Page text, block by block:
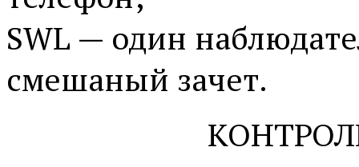
SWL — один
смешаный зачет.